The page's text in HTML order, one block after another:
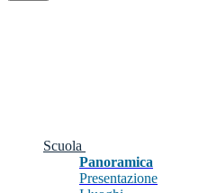
Scuola
Panoramica
Presentazione